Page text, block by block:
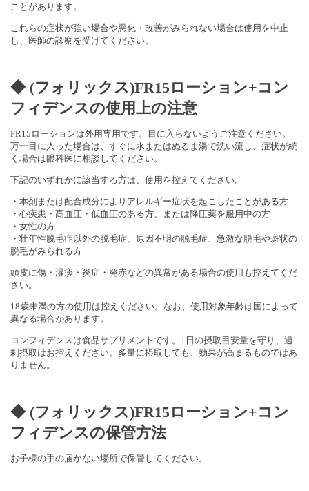
ことがあります。
これらの症状が強い場合や悪化・改善がみられない場合は使用を中止
し、医師の診察を受けてください。
◆ (フォリックス)FR15ローション+コン
フィデンスの使用上の注意
FR15ローションは外用専用です。目に入らないようご注意ください。
万一目に入った場合は、すぐに水またはぬるま湯で洗い流し、症状が続
く場合は眼科医に相談してください。
下記のいずれかに該当する方は、使用を控えてください。
・本剤または配合成分によりアレルギー症状を起こしたことがある方
・心疾患・高血圧・低血圧のある方、または降圧薬を服用中の方
・女性の方
・壮年性脱毛症以外の脱毛症、原因不明の脱毛症、急激な脱毛や斑状の
脱毛がみられる方
頭皮に傷・湿疹・炎症・発赤などの異常がある場合の使用も控えてくだ
さい。
18歳未満の方の使用は控えください。なお、使用対象年齢は国によって
異なる場合があります。
コンフィデンスは食品サプリメントです。1日の摂取目安量を守り、過
剰摂取はお控えください。多量に摂取しても、効果が高まるものではあ
りません。
◆ (フォリックス)FR15ローション+コン
フィデンスの保管方法
お子様の手の届かない場所で保管してください。